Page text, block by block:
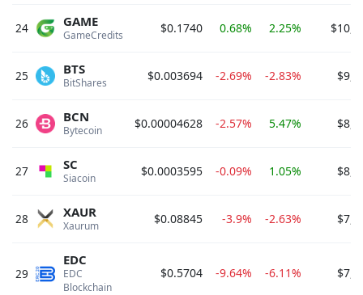
24 GameCredits
GAME $0.1740 0.68% 2.25%
25 BitShares
BTS $0.003694 -2.69% -2.83%
26 Bytecoin
BCN $0.00004628 -2.57% 5.47%
27 Siacoin
SC $0.0003595 -0.09% 1.05%
28 Xaurum
XAUR $0.08845 -3.9% -2.63%
29
EDC
Blockchain
EDC
$0.5704 -9.64% -6.11%